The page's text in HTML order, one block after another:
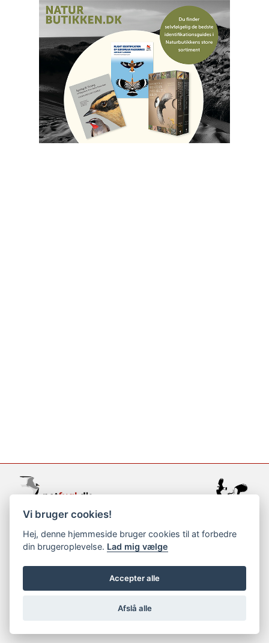
support@netfugl.dk
copyright © 2002-2023
Vi bruger cookies!
Hej, denne hjemmeside bruger cookies til at forbedre
din brugeroplevelse. Lad mig vælge
Accepter alle
Afslå alle